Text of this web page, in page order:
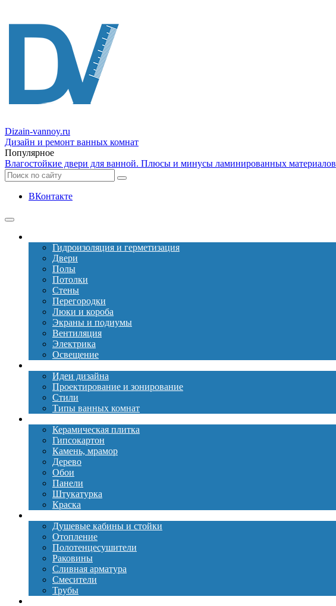
Dizain-vannoy.ru
Дизайн и ремонт ванных комнат
Популярное
Влагостойкие двери для ванной. Плюсы и минусы ламинированных материалов
ВКонтакте
Гидроизоляция и герметизация
Двери
Полы
Потолки
Стены
Перегородки
Люки и короба
Экраны и подиумы
Вентиляция
Электрика
Освещение
Идеи дизайна
Проектирование и зонирование
Стили
Типы ванных комнат
Керамическая плитка
Гипсокартон
Камень, мрамор
Дерево
Обои
Панели
Штукатурка
Краска
Душевые кабины и стойки
Отопление
Полотенцесушители
Раковины
Сливная арматура
Смесители
Трубы